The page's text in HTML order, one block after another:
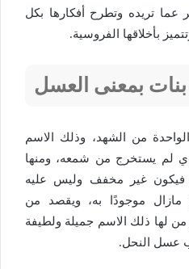
عما تريده وتطرح أفكارها بكل
بأخلاقها الفروسية.
بمعنى العسل
من الشهد، وذلك الاسم
لم يستخرج من شمعه، ومنها
فيكون غير مخفف وليس عليه
مازال موجودًا به، ويقصد من
لها ذلك الاسم جميلة ولطيفة
عسل النحل.